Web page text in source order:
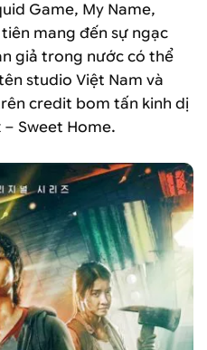
Game, My Name,
mang đến sự ngạc
giả trong nước có thể
studio Việt Nam và
credit bom tấn kinh dị
Sweet Home.